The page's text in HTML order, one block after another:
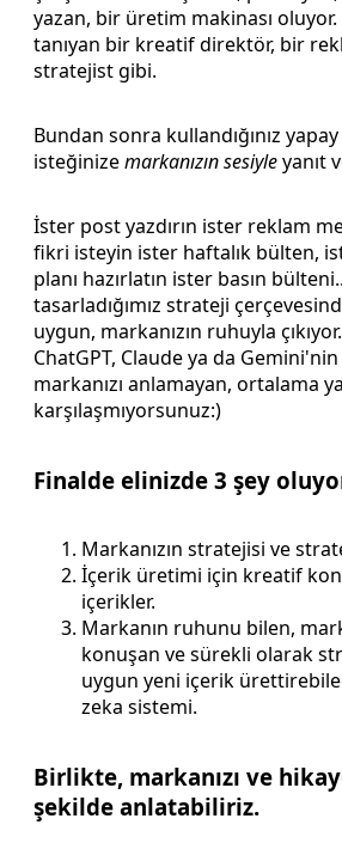
yazan, bir üretim makinası oluyor.
tanıyan bir kreatif direktör, bir
stratejist gibi.
Bundan sonra kullandığınız
isteğinizemarkanızın sesiyleyanıt
İster post yazdırın ister reklam
fikri isteyin ister haftalık bülten,
planı hazırlatın ister basın
tasarladığımız strateji
uygun, markanızın ruhuyla
ChatGPT, Claude ya da
markanızı anlamayan, ortalama
karşılaşmıyorsunuz:)
Finalde elinizde 3 şey
Markanızın stratejisi ve
İçerik üretimi için kreatif
içerikler.
Markanın ruhunu bilen,
konuşan ve sürekli olarak
uygun yeni içerik
zeka sistemi.
Birlikte, markanızı ve
şekilde anlatabiliriz.